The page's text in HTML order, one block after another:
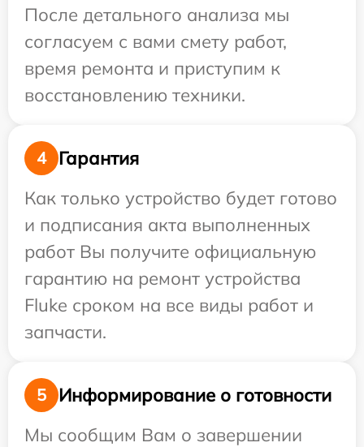
После детального анализа мы
согласуем с вами смету работ,
время ремонта и приступим к
восстановлению техники.
4
Гарантия
Как только устройство будет готово
и подписания акта выполненных
работ Вы получите официальную
гарантию на ремонт устройства
Fluke сроком на все виды работ и
запчасти.
5
Информирование о готовности
Мы сообщим Вам о завершении